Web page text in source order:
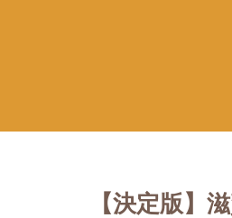
【決定版】